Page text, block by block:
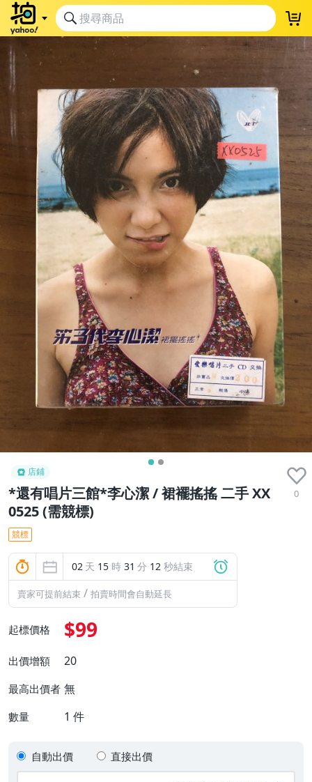
店鋪
*還有唱片三館*李心潔 / 裙襬搖搖 二手 XX
0525 (需競標)
0
競標
02 天 15 時 31 分 11 秒結束
賣家可提前結束 / 拍賣時間會自動延長
起標價格 $99
出價增額 20
最高出價者 無
數量 1 件
自動出價 直接出價